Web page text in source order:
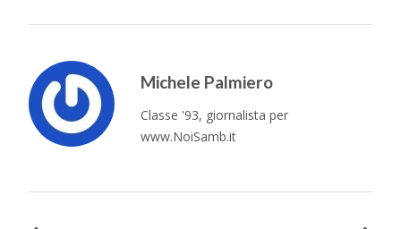
Michele Palmiero
Classe '93, giornalista per
www.NoiSamb.it